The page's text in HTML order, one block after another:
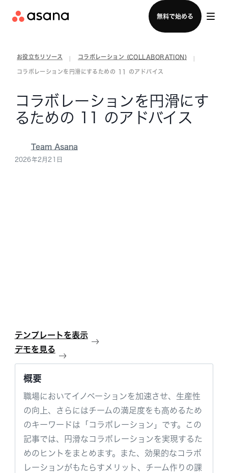
無料で始める
セールスチームに問い合わせる
お役立ちリソース コラボレーション (COLLABORATION)
コラボレーションを円滑にするための 11 のアドバイス
コラボレーションを円滑にす
るための 11 のアドバイス
Team Asana
2026年2月21日
テンプレートを表示
デモを見る
概要
職場においてイノベーションを加速させ、生産性
の向上、さらにはチームの満足度をも高めるため
のキーワードは「コラボレーション」です。この
記事では、円滑なコラボレーションを実現するた
めのヒントをまとめます。また、効果的なコラボ
レーションがもたらすメリット、チーム作りの課